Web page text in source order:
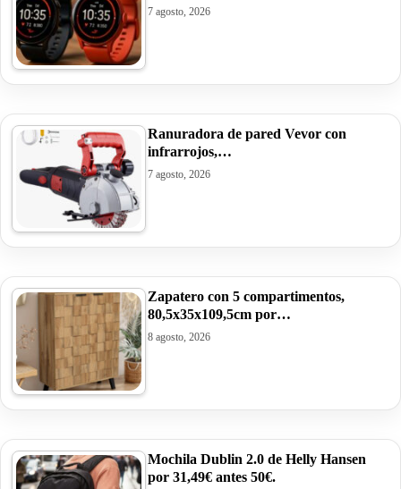
7 agosto, 2026
Ranuradora de pared Vevor con
infrarrojos,…
7 agosto, 2026
Zapatero con 5 compartimentos,
80,5x35x109,5cm por…
8 agosto, 2026
Mochila Dublin 2.0 de Helly Hansen
por 31,49€ antes 50€.